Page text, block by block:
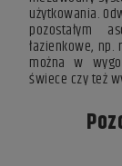
użytkowania.
pozostałym
łazienkowe, np.
można w
świece czy też